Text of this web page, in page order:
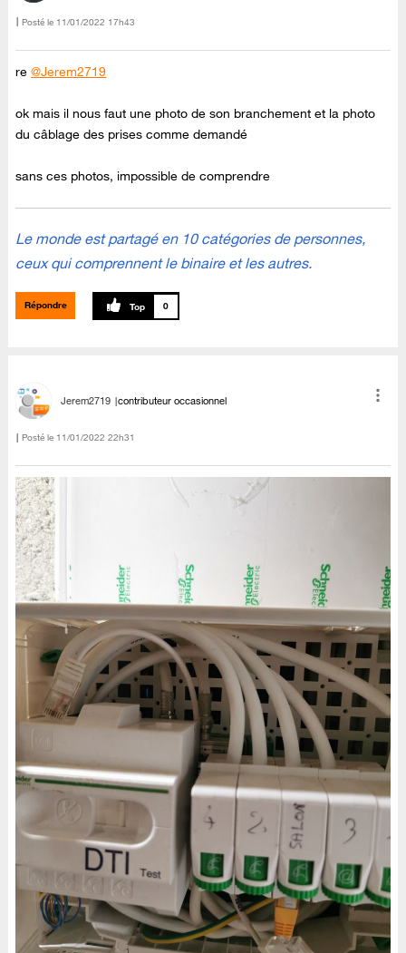
Posté le ‎11/01/2022 17h43
re@Jerem2719
ok mais il nous faut une photo de son branchement et la photo
du câblage des prises comme demandé
sans ces photos, impossible de comprendre
Le monde est partagé en 10 catégories de personnes,
ceux qui comprennent le binaire et les autres.
Répondre 0
Jerem2719 contributeur occasionnel
Posté le ‎11/01/2022 22h31